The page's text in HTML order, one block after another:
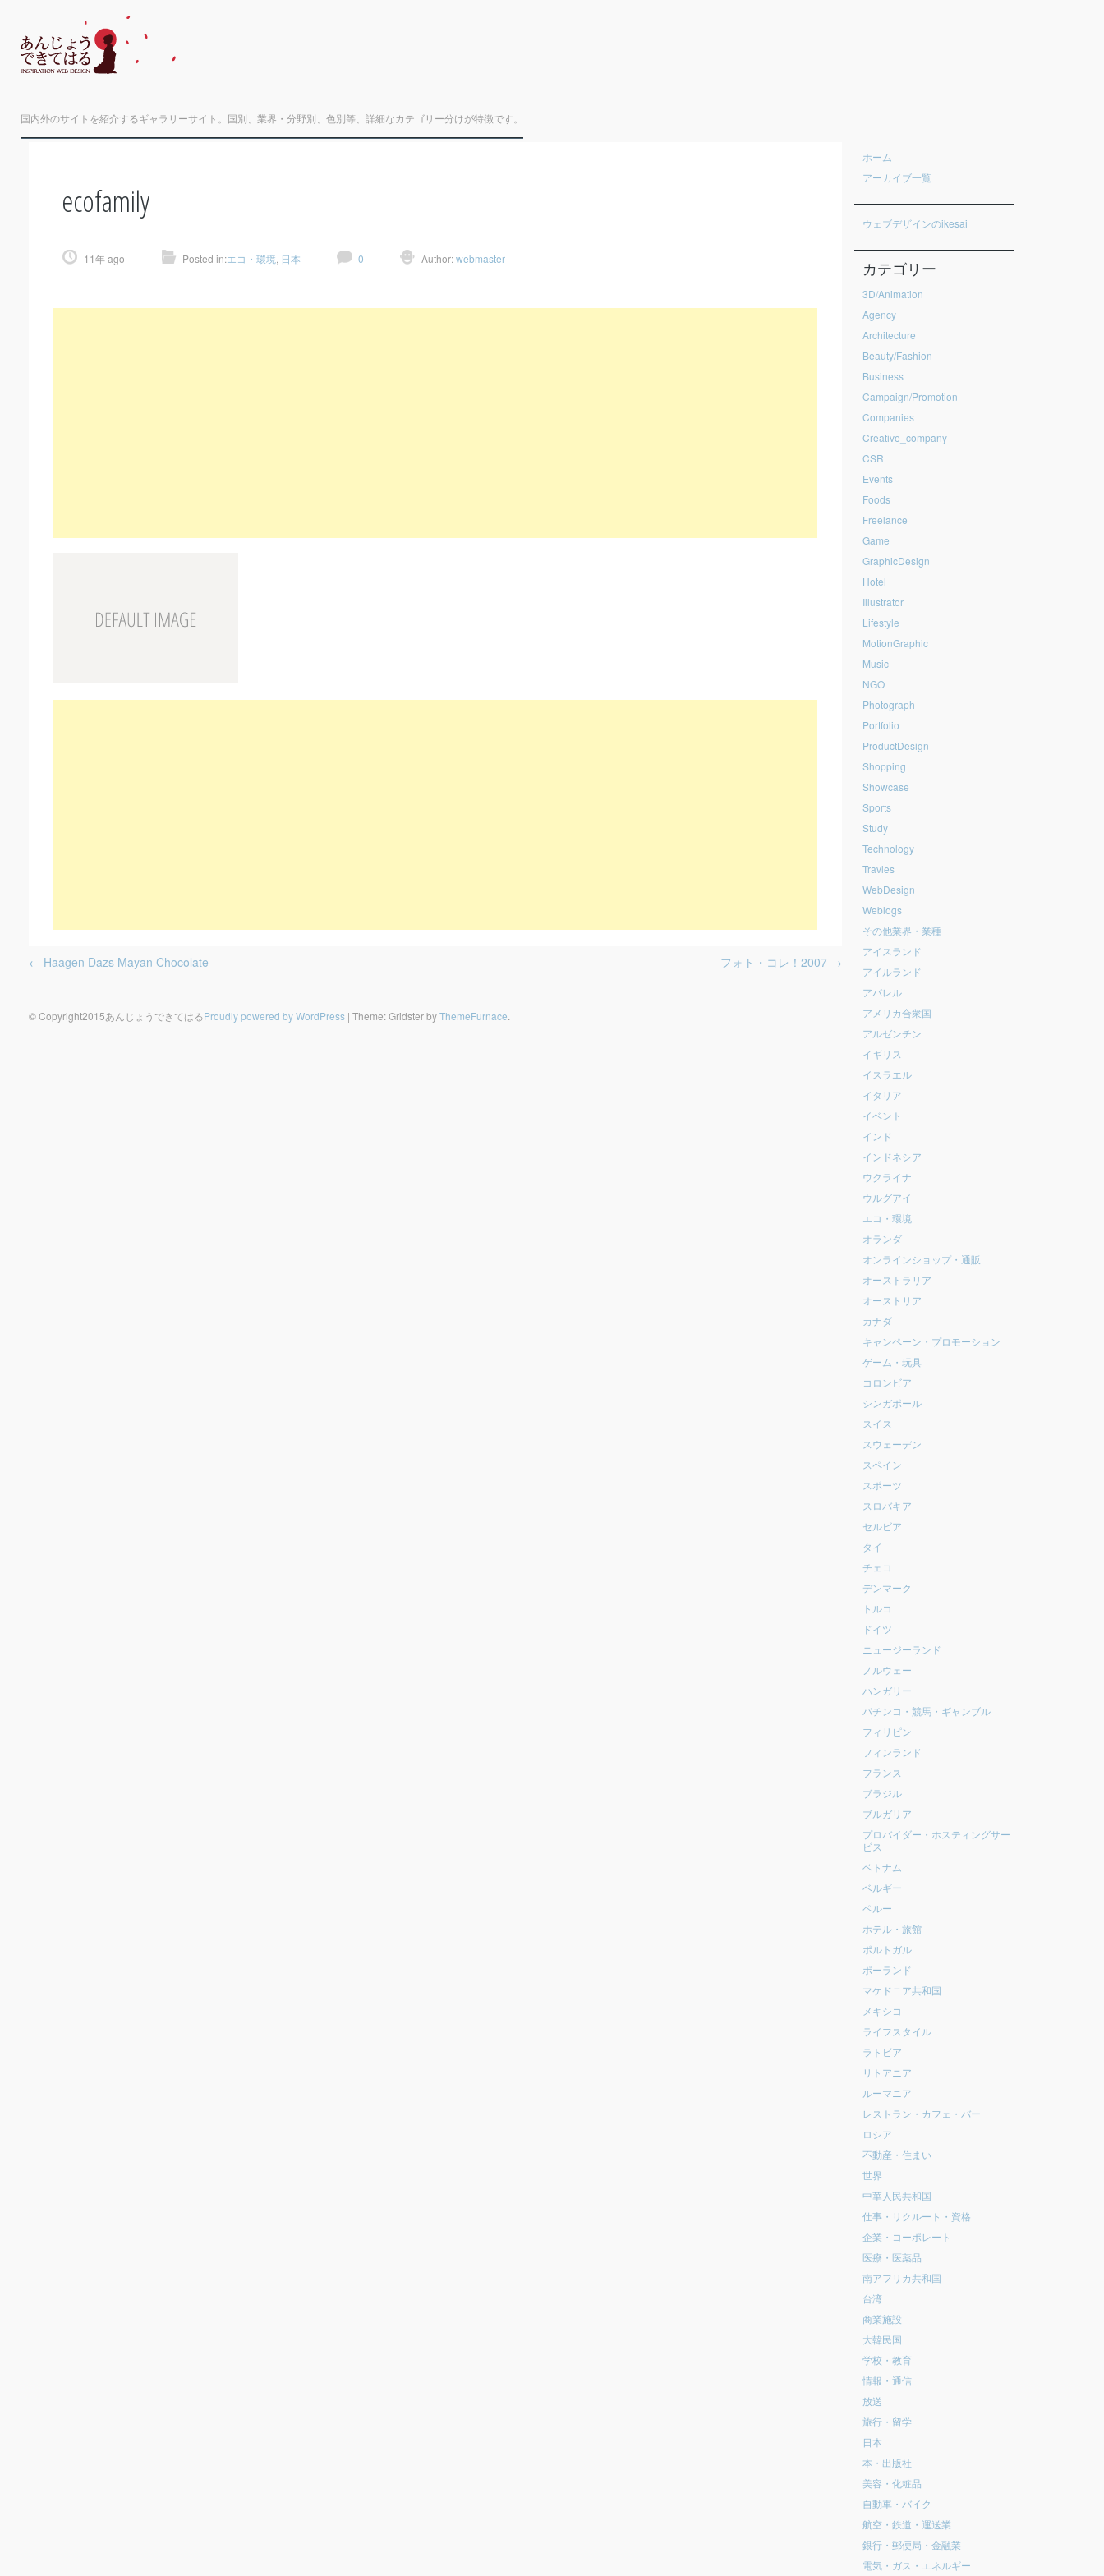
国内外のサイトを紹介するギャラリーサイト。国別、業界・分野別、色別等、詳細なカテゴリー分けが特徴です。
ホーム
アーカイブ一覧
ウェブデザインのikesai
カテゴリー
3D/Animation
Agency
Architecture
Beauty/Fashion
Business
Campaign/Promotion
Companies
Creative_company
CSR
Events
Foods
Freelance
Game
GraphicDesign
Hotel
Illustrator
Lifestyle
MotionGraphic
Music
NGO
Photograph
Portfolio
ProductDesign
Shopping
Showcase
Sports
Study
Technology
Travles
WebDesign
Weblogs
その他業界・業種
アイスランド
アイルランド
アパレル
アメリカ合衆国
アルゼンチン
イギリス
イスラエル
イタリア
イベント
インド
インドネシア
ウクライナ
ウルグアイ
エコ・環境
オランダ
オンラインショップ・通販
オーストラリア
オーストリア
カナダ
キャンペーン・プロモーション
ゲーム・玩具
コロンビア
シンガポール
スイス
スウェーデン
スペイン
スポーツ
スロバキア
セルビア
タイ
チェコ
デンマーク
トルコ
ドイツ
ニュージーランド
ノルウェー
ハンガリー
パチンコ・競馬・ギャンブル
フィリピン
フィンランド
フランス
ブラジル
ブルガリア
プロバイダー・ホスティングサー
ビス
ベトナム
ベルギー
ペルー
ホテル・旅館
ポルトガル
ポーランド
マケドニア共和国
メキシコ
ライフスタイル
ラトビア
リトアニア
ルーマニア
レストラン・カフェ・バー
ロシア
不動産・住まい
世界
中華人民共和国
仕事・リクルート・資格
企業・コーポレート
医療・医薬品
南アフリカ共和国
台湾
商業施設
大韓民国
学校・教育
情報・通信
放送
旅行・留学
日本
本・出版社
美容・化粧品
自動車・バイク
航空・鉄道・運送業
銀行・郵便局・金融業
電気・ガス・エネルギー
ecofamily
11年 ago Posted in:エコ・環境 日本 0 Author:webmaster
← Haagen Dazs Mayan Chocolate フォト・コレ！2007 →
© Copyright2015あんじょうできてはるProudly powered by WordPress | Theme: Gridster byThemeFurnace